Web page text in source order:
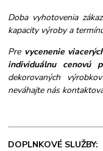
Doba vyhotovenia
kapacity výroby a
Pre vycenenie
individuálnu cenovú
dekorovaných
neváhajte nás
DOPLNKOVÉ SLUŽBY: